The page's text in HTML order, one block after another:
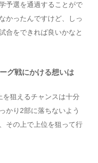
予選を通過することがで
かったんですけど、しっ
合をできれば良いかなと
グ戦にかける想いは
狙えるチャンスは十分
かり2部に落ちないよう
その上で上位を狙って行